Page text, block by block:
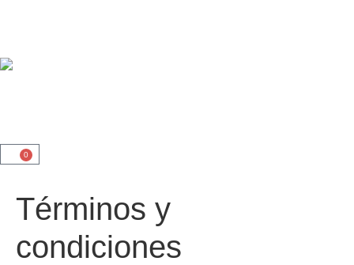
0
Términos y
condiciones